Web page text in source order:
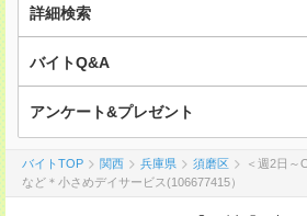
詳細検索
バイトQ&A
アンケート&プレゼント
バイトTOP 関西 兵庫県 須磨区
＜週2日～
など＊小さめデイサービス(106677415）